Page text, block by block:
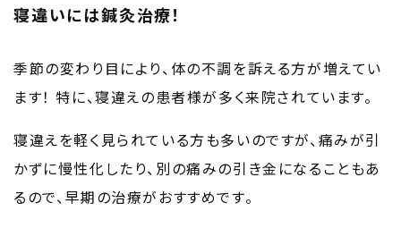
寝違いには鍼灸治療！
季節の変わり目により、体の不調を訴える方が増えてい
ます！ 特に、寝違えの患者様が多く来院されています。
寝違えを軽く見られている方も多いのですが、痛みが引
かずに慢性化したり、別の痛みの引き金になることもあ
るので、早期の治療がおすすめです。